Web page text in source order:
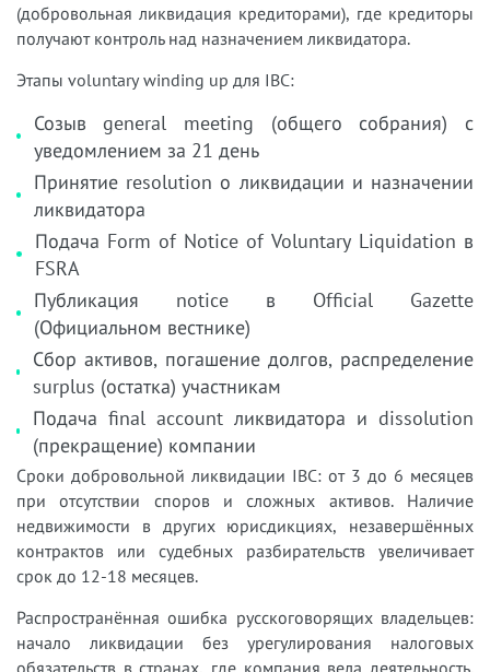
(добровольная ликвидация кредиторами), где кредиторы
получают контроль над назначением ликвидатора.
Этапы voluntary winding up для IBC:
Созыв general meeting (общего собрания) с
уведомлением за 21 день
Принятие resolution о ликвидации и назначении
ликвидатора
Подача Form of Notice of Voluntary Liquidation в
FSRA
Публикация notice в Official Gazette
(Официальном вестнике)
Сбор активов, погашение долгов, распределение
surplus (остатка) участникам
Подача final account ликвидатора и dissolution
(прекращение) компании
Сроки добровольной ликвидации IBC: от 3 до 6 месяцев
при отсутствии споров и сложных активов. Наличие
недвижимости в других юрисдикциях, незавершённых
контрактов или судебных разбирательств увеличивает
срок до 12-18 месяцев.
Распространённая ошибка русскоговорящих владельцев:
начало ликвидации без урегулирования налоговых
обязательств в странах, где компания вела деятельность.